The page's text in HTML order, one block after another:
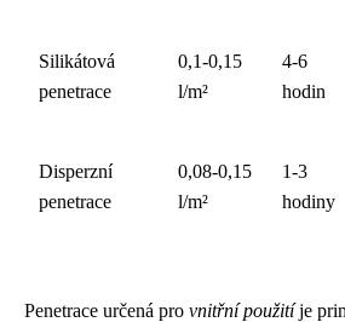
Silikátová
penetrace
0,1-0,15
l/m²
4-6
hodin
Disperzní
penetrace
0,08-0,15
l/m²
1-3
hodiny
Penetrace určená pro vnitřní použitíje